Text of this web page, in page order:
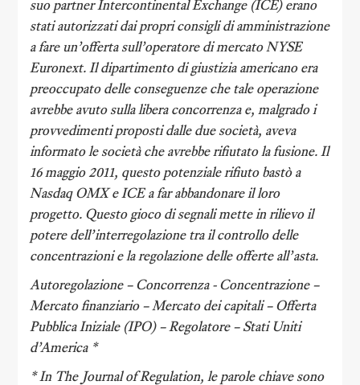
suo partner Intercontinental Exchange (ICE) erano
stati autorizzati dai propri consigli di amministrazione
a fare un’offerta sull’operatore di mercato NYSE
Euronext. Il dipartimento di giustizia americano era
preoccupato delle conseguenze che tale operazione
avrebbe avuto sulla libera concorrenza e, malgrado i
provvedimenti proposti dalle due società, aveva
informato le società che avrebbe rifiutato la fusione. Il
16 maggio 2011, questo potenziale rifiuto bastò a
Nasdaq OMX e ICE a far abbandonare il loro
progetto. Questo gioco di segnali mette in rilievo il
potere dell’interregolazione tra il controllo delle
concentrazioni e la regolazione delle offerte all’asta.
Autoregolazione – Concorrenza - Concentrazione –
Mercato finanziario – Mercato dei capitali – Offerta
Pubblica Iniziale (IPO) – Regolatore – Stati Uniti
d’America *
*In The Journal of Regulation, le parole chiave sono